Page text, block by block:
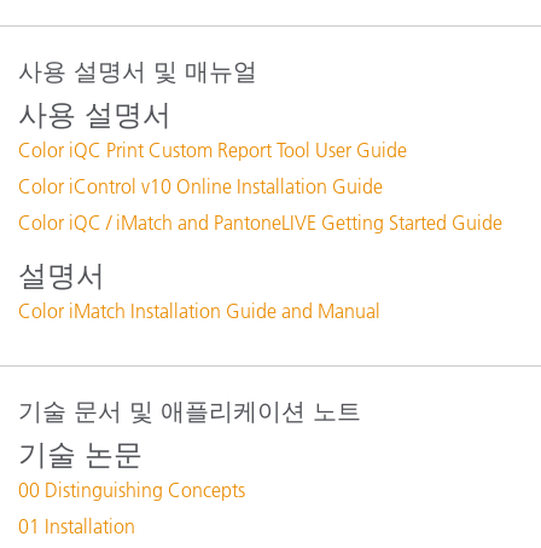
사용 설명서 및 매뉴얼
사용 설명서
Color iQC Print Custom Report Tool User Guide
Color iControl v10 Online Installation Guide
Color iQC / iMatch and PantoneLIVE Getting Started Guide
설명서
Color iMatch Installation Guide and Manual
기술 문서 및 애플리케이션 노트
기술 논문
00 Distinguishing Concepts
01 Installation